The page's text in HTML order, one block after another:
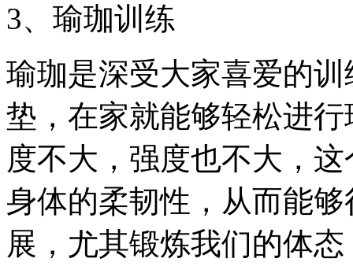
3、瑜珈训练
瑜珈是深受大家喜爱的
垫，在家就能够轻松进
度不大，强度也不大，
身体的柔韧性，从而能
展，尤其锻炼我们的体